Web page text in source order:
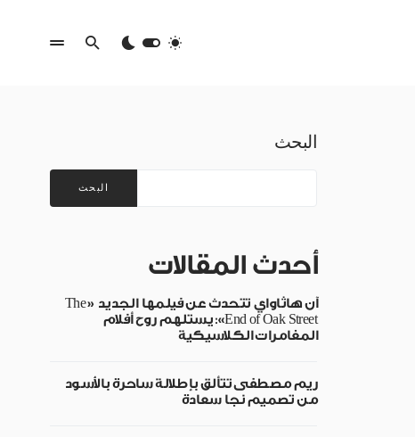
البحث
البحث
أحدث المقالات
آن هاثاواي تتحدث عن فيلمها الجديد «The
End of Oak Street»: يستلهم روح أفلام
المغامرات الكلاسيكية
ريم مصطفى تتألق بإطلالة ساحرة بالأسود
من تصميم نجا سعادة